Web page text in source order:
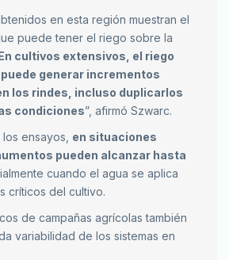
en esta región muestran el
puede tener el riego sobre la
cultivos extensivos, el riego
generar incrementos
los rindes, incluso duplicarlos
condiciones”, afirmó Szwarc.
ensayos, en situaciones
pueden alcanzar hasta
cuando el agua se aplica
críticos del cultivo.
de campañas agrícolas también
variabilidad de los sistemas en